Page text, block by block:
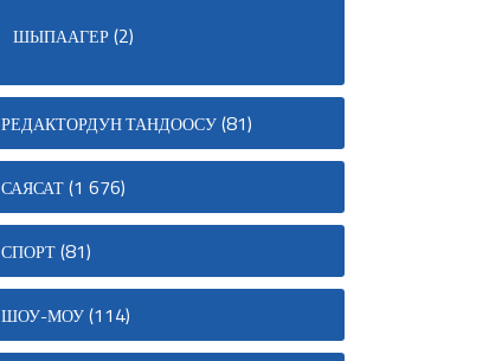
ШЫПААГЕР(2)
РЕДАКТОРДУН ТАНДООСУ(81)
САЯСАТ(1 676)
СПОРТ(81)
ШОУ-МОУ(114)